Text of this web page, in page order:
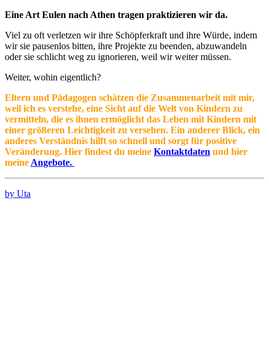
Eine Art Eulen nach Athen tragen praktizieren wir da.
Viel zu oft verletzen wir ihre Schöpferkraft und ihre Würde, indem
wir sie pausenlos bitten, ihre Projekte zu beenden, abzuwandeln
oder sie schlicht weg zu ignorieren, weil wir weiter müssen.
Weiter, wohin eigentlich?
Eltern und Pädagogen schätzen die Zusammenarbeit mit mir,
weil ich es verstehe, eine Sicht auf die Welt von Kindern zu
vermitteln, die es ihnen ermöglicht das Leben mit Kindern mit
einer größeren Leichtigkeit zu versehen. Ein anderer Blick, ein
anderes Verständnis hilft so schnell und sorgt für positive
Veränderung. Hier findest du meine Kontaktdaten und hier
meine Angebote.
by Uta